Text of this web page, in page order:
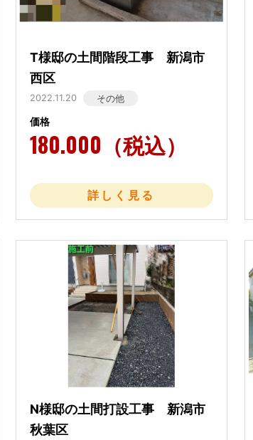
T様邸の土間階段工事 新潟市
西区
2022.11.20 その他
価格
180.000（税込）
詳しく見る
N様邸の土間打設工事 新潟市
秋葉区